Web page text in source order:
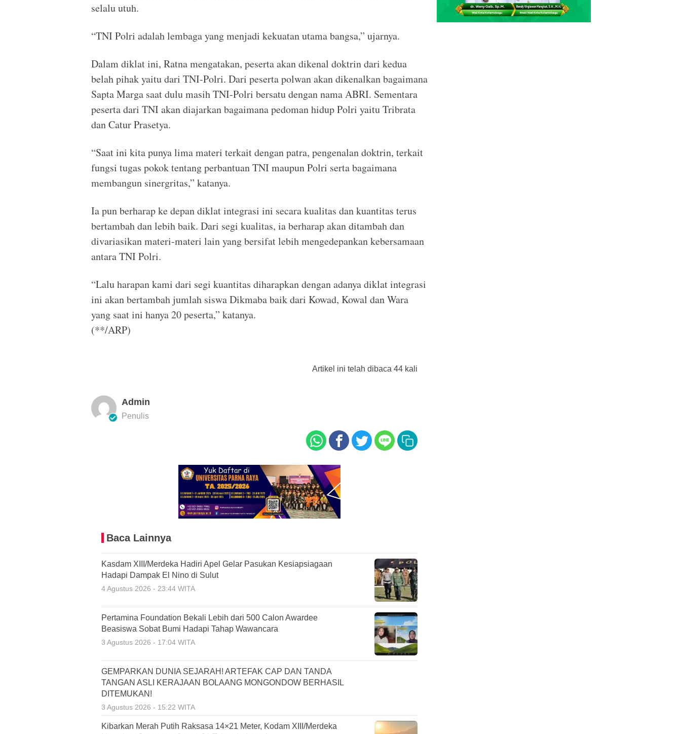
selalu utuh.
“TNI Polri adalah lembaga yang menjadi kekuatan utama bangsa,” ujarnya.
Dalam diklat ini, Ratna mengatakan, peserta akan dikenal doktrin dari kedua
belah pihak yaitu dari TNI-Polri. Dari peserta polwan akan dikenalkan bagaimana
Sapta Marga saat dulu masih TNI-Polri bersatu dengan nama ABRI. Sementara
peserta dari TNI akan diajarkan bagaimana pedoman hidup Polri yaitu Tribrata
dan Catur Prasetya.
“Saat ini kita punya lima materi terkait dengan patra, pengenalan doktrin, terkait
fungsi tugas pokok tentang perbantuan TNI maupun Polri serta bagaimana
membangun sinergritas,” katanya.
Ia pun berharap ke depan diklat integrasi ini secara kualitas dan kuantitas terus
bertambah dan lebih baik. Dari segi kualitas, ia berharap akan ditambah dan
divariasikan materi-materi lain yang bersifat lebih mengedepankan kebersamaan
antara TNI Polri.
“Lalu harapan kami dari segi kuantitas diharapkan dengan adanya diklat integrasi
ini akan bertambah jumlah siswa Dikmaba baik dari Kowad, Kowal dan Wara
yang saat ini hanya 20 peserta,” katanya.
(**/ARP)
Artikel ini telah dibaca 44 kali
Admin
Penulis
Baca Lainnya
Kasdam XIII/Merdeka Hadiri Apel Gelar Pasukan Kesiapsiagaan
Hadapi Dampak El Nino di Sulut
4 Agustus 2026 - 23:44 WITA
Pertamina Foundation Bekali Lebih dari 500 Calon Awardee
Beasiswa Sobat Bumi Hadapi Tahap Wawancara
3 Agustus 2026 - 17:04 WITA
GEMPARKAN DUNIA SEJARAH! ARTEFAK CAP DAN TANDA
TANGAN ASLI KERAJAAN BOLAANG MONGONDOW BERHASIL
DITEMUKAN!
3 Agustus 2026 - 15:22 WITA
Kibarkan Merah Putih Raksasa 14×21 Meter, Kodam XIII/Merdeka